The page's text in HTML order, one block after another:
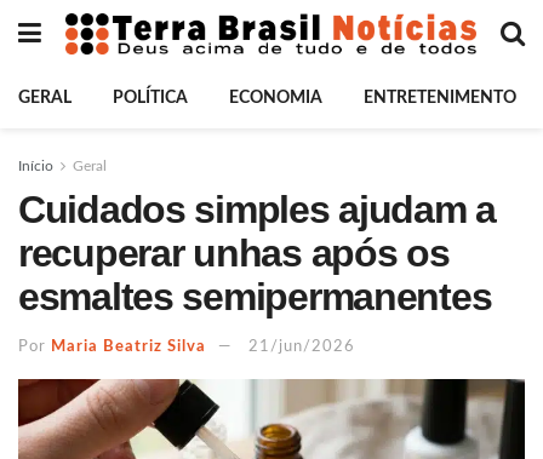
GERAL POLÍTICA ECONOMIA ENTRETENIMENTO
Início Geral
Cuidados simples ajudam a
recuperar unhas após os
esmaltes semipermanentes
Por Maria Beatriz Silva 21/jun/2026